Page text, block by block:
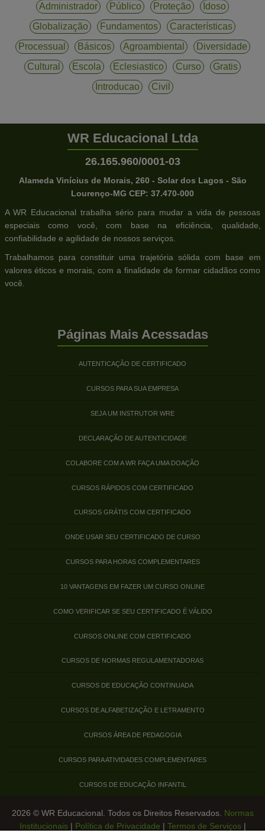
Administrador
Público Proteção
Idoso
Globalização
Fundamentos
Características
Processual
Básicos Agroambiental
Diversidade
Cultural
Escola Eclesiastico Curso
Gratis
Introducao
Civil
WR Educacional Ltda
26.165.960/0001-03
Alameda Vinícius de Morais, 260 - Solar dos Lagos - São
Lourenço-MG CEP: 37.470-000
A WR Educacional trabalha sério para mudar a vida de pessoas
especiais como você, com base na eficiência, qualidade,
confiabilidade e agilidade de nossos serviços.
Trabalhamos para constituir uma trajetória sólida com base em
valores éticos e morais, com a finalidade de formar cidadãos como
você.
Páginas Mais Acessadas
AUTENTICAÇÃO DE CERTIFICADO
CURSOS PARA SUA EMPRESA
SEJA UM INSTRUTOR WRE
DECLARAÇÃO DE AUTENTICIDADE
COLABORE COM A WR FAÇA UMA DOAÇÃO
CURSOS RÁPIDOS COM CERTIFICADO
CURSOS GRÁTIS COM CERTIFICADO
ONDE USAR SEU CERTIFICADO DE CURSO
CURSOS PARA HORAS COMPLEMENTARES
10 VANTAGENS EM FAZER UM CURSO ONLINE
COMO VERIFICAR SE SEU CERTIFICADO É VÁLIDO
CURSOS ONLINE COM CERTIFICADO
CURSOS DE NORMAS REGULAMENTADORAS
CURSOS DE EDUCAÇÃO CONTINUADA
CURSOS DE ALFABETIZAÇÃO E LETRAMENTO
CURSOS ÁREA DE PEDAGOGIA
CURSOS PARA ATIVIDADES COMPLEMENTARES
CURSOS DE EDUCAÇÃO INFANTIL
2026 © WR Educacional. Todos os Direitos Reservados. Normas
Institucionais| Política de Privacidade | Termos de Serviços|